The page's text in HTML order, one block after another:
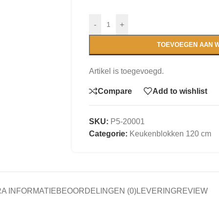
- +
TOEVOEGEN AAN
Artikel is toegevoegd.
Compare Add to wishlist
SKU: P5-20001
Categorie: Keukenblokken 120 cm
INFORMATIEBEOORDELINGEN (0)LEVERINGREVIEW